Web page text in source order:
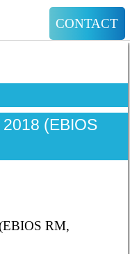
CONTACT
(EBIOS
RM,